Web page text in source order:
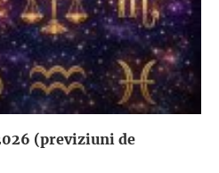
(previziuni de